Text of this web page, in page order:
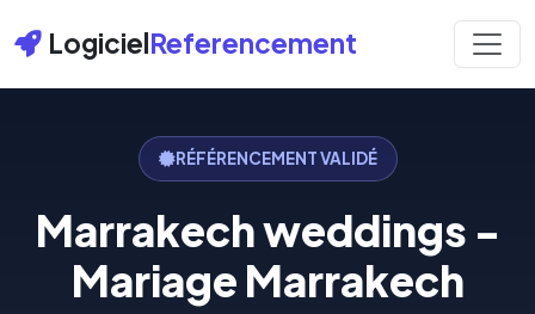
LogicielReferencement
RÉFÉRENCEMENT VALIDÉ
Marrakech weddings -
Mariage Marrakech